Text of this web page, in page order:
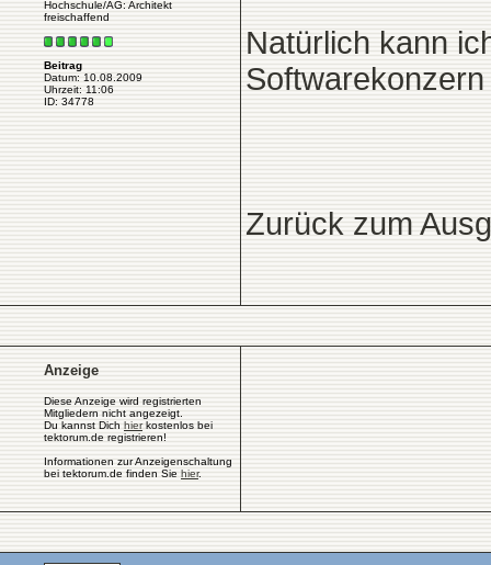
Hochschule/AG: Architekt
freischaffend
Beitrag
Datum: 10.08.2009
Uhrzeit: 11:06
ID: 34778
Natürlich kann
Zurück zum
Anzeige
Diese Anzeige wird registrierten
Mitgliedern nicht angezeigt.
Du kannst Dich hierkostenlos bei
tektorum.de registrieren!
Informationen zur Anzeigenschaltung
bei tektorum.de finden Sie hier.